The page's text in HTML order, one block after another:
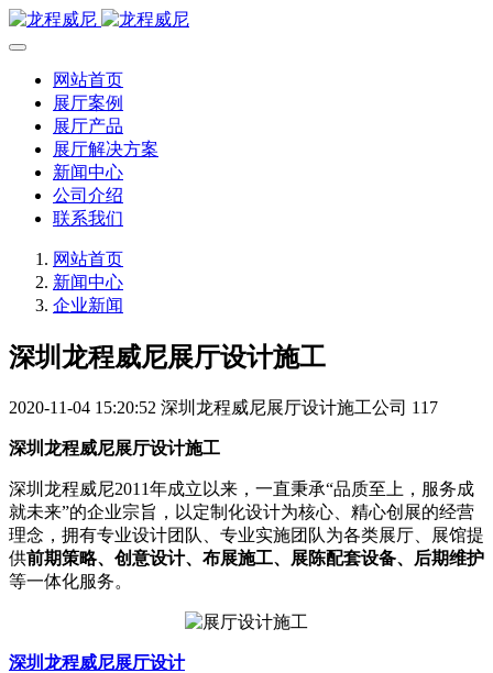
网站首页
展厅案例
展厅产品
展厅解决方案
新闻中心
公司介绍
联系我们
网站首页
新闻中心
企业新闻
深圳龙程威尼展厅设计施工
2020-11-04 15:20:52 深圳龙程威尼展厅设计施工公司 117
深圳龙程威尼展厅设计施工
深圳龙程威尼2011年成立以来，一直秉承“品质至上，服务成
就未来”的企业宗旨，以定制化设计为核心、精心创展的经营
理念，拥有专业设计团队、专业实施团队为各类展厅、展馆提
供前期策略、创意设计、布展施工、展陈配套设备、后期维护
等一体化服务。
深圳龙程威尼展厅设计